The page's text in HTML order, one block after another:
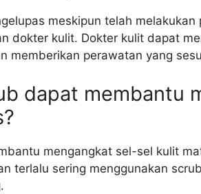
meskipun telah
dokter kulit. Dokter kulit dapat
memberikan perawatan yang
dapat membantu
mengangkat sel-sel kulit
terlalu sering menggunakan